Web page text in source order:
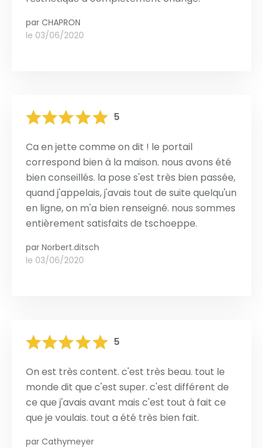
par CHAPRON
le 03/06/2020
5
Ca en jette comme on dit ! le portail
correspond bien à la maison. nous avons été
bien conseillés. la pose s'est très bien passée,
quand j'appelais, j'avais tout de suite quelqu'un
en ligne, on m'a bien renseigné. nous sommes
entièrement satisfaits de tschoeppe.
par Norbert.ditsch
le 03/06/2020
5
On est très content. c'est très beau. tout le
monde dit que c'est super. c'est différent de
ce que j'avais avant mais c'est tout à fait ce
que je voulais. tout a été très bien fait.
par Cathymeyer